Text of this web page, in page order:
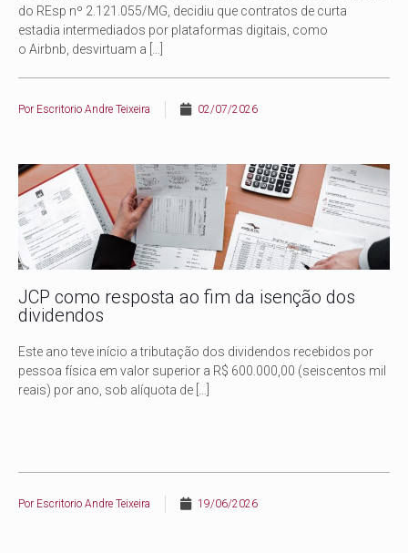
do REsp nº 2.121.055/MG, decidiu que contratos de curta
estadia intermediados por plataformas digitais, como
o Airbnb, desvirtuam a
Por Escritorio Andre Teixeira 02/07/2026
JCP como resposta ao fim da isenção dos
dividendos
Este ano teve início a tributação dos dividendos recebidos por
pessoa física em valor superior a R$ 600.000,00 (seiscentos mil
reais) por ano, sob alíquota de […]
Por Escritorio Andre Teixeira 19/06/2026